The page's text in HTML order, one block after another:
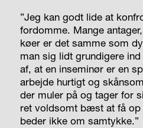
”Jeg kan godt lide at
fordomme. Mange
køer er det samme som
man sig lidt grundigere
af, at en inseminør er en
arbejde hurtigt og
der muler på og tager for
ret voldsomt bæst at få op
beder ikke om samtykke.”